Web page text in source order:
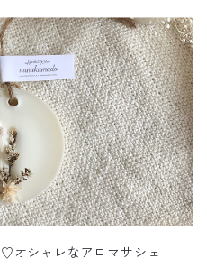
シャレなアロマサシェ